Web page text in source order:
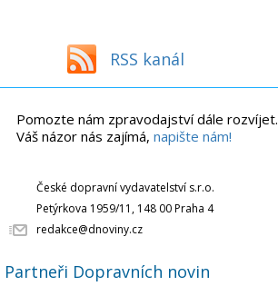
RSS kanál
Pomozte nám zpravodajství dále rozvíjet.
Váš názor nás zajímá, napište nám!
České dopravní vydavatelství s.r.o.
Petýrkova 1959/11, 148 00 Praha 4
redakce@dnoviny.cz
Partneři Dopravních novin